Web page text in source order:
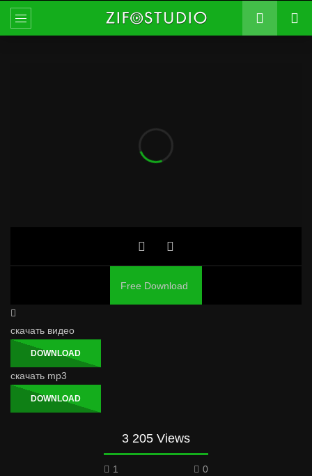
Free Download
скачать видео
DOWNLOAD
скачать mp3
DOWNLOAD
3 205 Views
1 0